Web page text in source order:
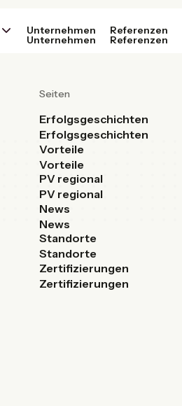
Unternehmen
Unternehmen
Referenzen
Referenzen
Seiten
Erfolgsgeschichten
Erfolgsgeschichten
Vorteile
Vorteile
PV regional
PV regional
News
News
Standorte
Standorte
Zertifizierungen
Zertifizierungen